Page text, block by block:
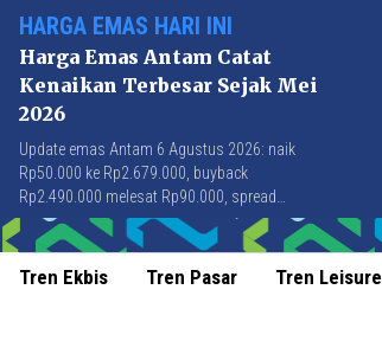
HARGA EMAS HARI INI
Harga Emas Antam Catat
Kenaikan Terbesar Sejak Mei
2026
Update emas Antam 6 Agustus 2026: naik
Rp50.000 ke Rp2.679.000, buyback
Rp2.490.000 melesat Rp90.000, spread
Rp189.000 tersempit sejak awal April 2026.
Tren Ekbis Tren Pasar Tren Leisure